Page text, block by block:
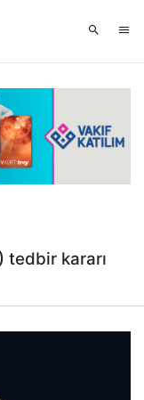
tedbir kararı